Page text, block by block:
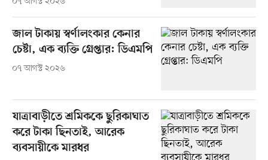
জাল টাকায় স্বর্ণালংকার কেনার
চেষ্টা, এক ব্যক্তি গ্রেপ্তার: ডিএমপি
০৭ আগস্ট ২০২৬
যাত্রাবাড়ীতে শ্রমিককে ছুরিকাঘাত
করে টাকা ছিনতাই, আরেক
ব্যবসায়ীকে মারধর